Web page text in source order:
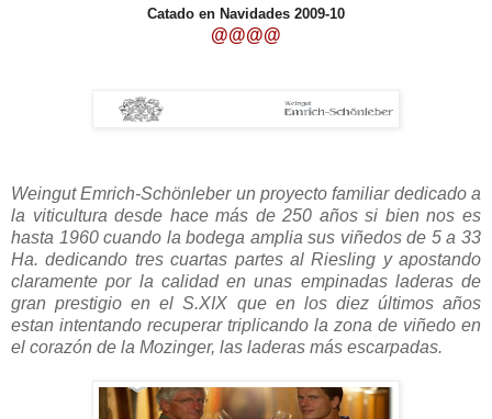
Catado en Navidades 2009-10
@@@@
Weingut Emrich-Schönleber un proyecto familiar dedicado a
la viticultura desde hace más de 250 años si bien nos es
hasta 1960 cuando la bodega amplia sus viñedos de 5 a 33
Ha. dedicando tres cuartas partes al Riesling y apostando
claramente por la calidad en unas empinadas laderas de
gran prestigio en el S.XIX que en los diez últimos años
estan intentando recuperar triplicando la zona de viñedo en
el corazón de la Mozinger, las laderas más escarpadas.